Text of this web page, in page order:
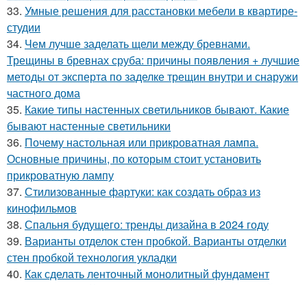
33. Умные решения для расстановки мебели в квартире-
студии
34. Чем лучше заделать щели между бревнами.
Трещины в бревнах сруба: причины появления + лучшие
методы от эксперта по заделке трещин внутри и снаружи
частного дома
35. Какие типы настенных светильников бывают. Какие
бывают настенные светильники
36. Почему настольная или прикроватная лампа.
Основные причины, по которым стоит установить
прикроватную лампу
37. Стилизованные фартуки: как создать образ из
кинофильмов
38. Спальня будущего: тренды дизайна в 2024 году
39. Варианты отделок стен пробкой. Варианты отделки
стен пробкой технология укладки
40. Как сделать ленточный монолитный фундамент